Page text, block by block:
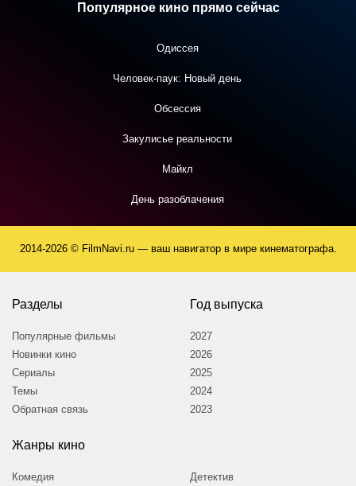
Популярное кино прямо сейчас
Одиссея
Человек-паук: Новый день
Обсессия
Закулисье реальности
Майкл
День разоблачения
2014-2026 © FilmNavi.ru — ваш навигатор в мире кинематографа.
Разделы
Популярные фильмы
Новинки кино
Сериалы
Темы
Обратная связь
Год выпуска
2027
2026
2025
2024
2023
Жанры кино
Комедия Детектив